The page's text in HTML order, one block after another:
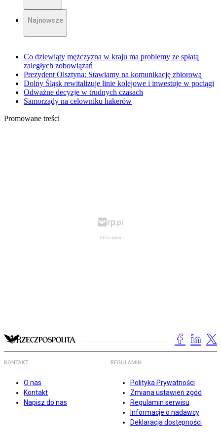
Najnowsze
Co dziewiąty mężczyzna w kraju ma problemy ze spłatą
zaległych zobowiązań
Prezydent Olsztyna: Stawiamy na komunikację zbiorową
Dolny Śląsk rewitalizuje linie kolejowe i inwestuje w pociągi
Odważne decyzje w trudnych czasach
Samorządy na celowniku hakerów
Promowane treści
KONTAKT
O nas
Kontakt
Napisz do nas
REGULAMIN
Polityka Prywatności
Zmiana ustawień zgód
Regulamin serwisu
Informacje o nadawcy
Deklaracja dostępności